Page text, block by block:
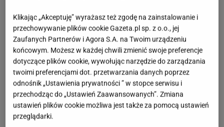
klasyczne i przyjemne w dotyku, świetnie
sprawdzają się przy pieczywie czy warzywach,
jednak wymagają regularnej pielęgnacji i olejowania.
Bambus to lżejsza, lekko twardsza opcja, która
dobrze znosi codzienne używanie. Z kolei deski
plastikowe są praktyczne, ponieważ łatwo je myć, a
do tego występują w wielu kolorach, co ułatwia
przypisanie ich do konkretnych produktów. To dobry
Klikając „Akceptuję” wyrażasz też zgodę na zainstalowanie i
przechowywanie plików cookie Gazeta.pl sp. z o.o., jej
Zaufanych Partnerów i Agora S.A. na Twoim urządzeniu
końcowym. Możesz w każdej chwili zmienić swoje preferencje
dotyczące plików cookie, wywołując narzędzie do zarządzania
twoimi preferencjami dot. przetwarzania danych poprzez
odnośnik „Ustawienia prywatności ” w stopce serwisu i
przechodząc do „Ustawień Zaawansowanych”. Zmiana
ustawień plików cookie możliwa jest także za pomocą ustawień
przeglądarki.